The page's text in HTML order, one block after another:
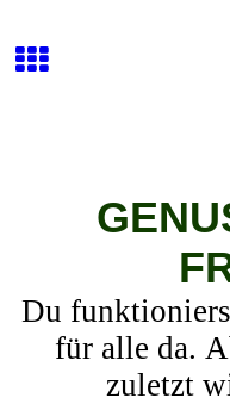
Du
für alle da.
zuletzt